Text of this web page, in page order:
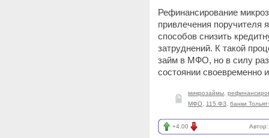
Рефинансирование
привлечения поручителя
способов снизить
затруднений. К такой
займ в МФО, но в силу
состоянии своевременно
микрозаймы
МФО
115 ФЗ банки
+4.00